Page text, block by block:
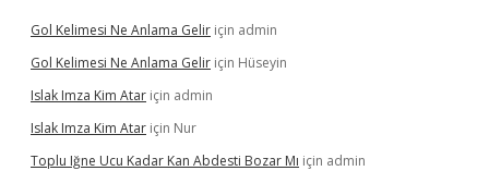
Gol Kelimesi Ne Anlama Gelir için admin
Gol Kelimesi Ne Anlama Gelir için Hüseyin
Islak Imza Kim Atar için admin
Islak Imza Kim Atar için Nur
Toplu Iğne Ucu Kadar Kan Abdesti Bozar Mı için admin